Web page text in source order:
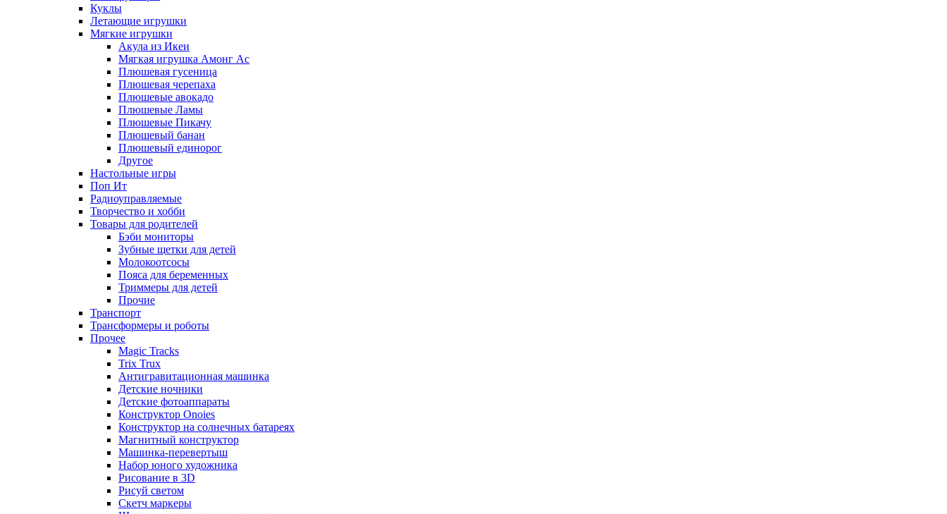
Куклы
Летающие игрушки
Мягкие игрушки
Акула из Икеи
Мягкая игрушка Амонг Ас
Плюшевая гусеница
Плюшевая черепаха
Плюшевые авокадо
Плюшевые Ламы
Плюшевые Пикачу
Плюшевый банан
Плюшевый единорог
Другое
Настольные игры
Поп Ит
Радиоуправляемые
Творчество и хобби
Товары для родителей
Бэби мониторы
Зубные щетки для детей
Молокоотсосы
Пояса для беременных
Триммеры для детей
Прочие
Транспорт
Трансформеры и роботы
Прочее
Magic Tracks
Trix Trux
Антигравитационная машинка
Детские ночники
Детские фотоаппараты
Конструктор Onoies
Конструктор на солнечных батареях
Магнитный конструктор
Машинка-перевертыш
Набор юного художника
Рисование в 3D
Рисуй светом
Скетч маркеры